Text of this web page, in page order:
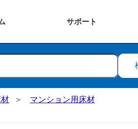
サポート
マンション用床材